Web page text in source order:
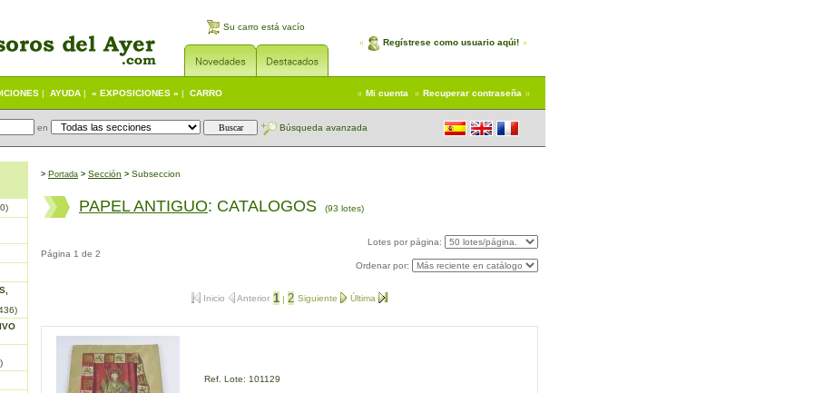
Su carro está vacío
Regístrese como usuario aqúi!
| AYUDA | « EXPOSICIONES » | CARRO Mi cuenta Recuperar contraseña
en Búsqueda avanzada
> Portada > Sección > Subseccion
PAPEL ANTIGUO: CATALOGOS (93 lotes)
Página 1 de 2
Lotes por página:
Ordenar por:
Inicio Anterior 1 | 2 Siguiente Última
Ref. Lote: 101129